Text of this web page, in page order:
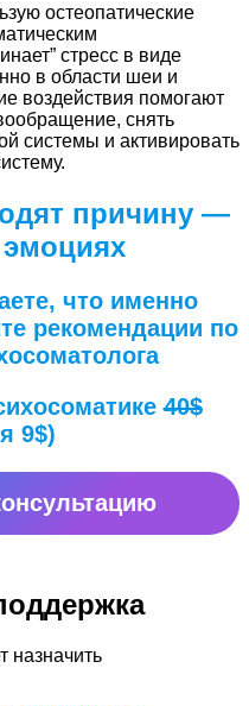
остеопатические
стресс в виде
в области шеи и
воздействия помогают
снять
системы и активировать
причину —
что именно
рекомендации по
40$
9$)
назначить